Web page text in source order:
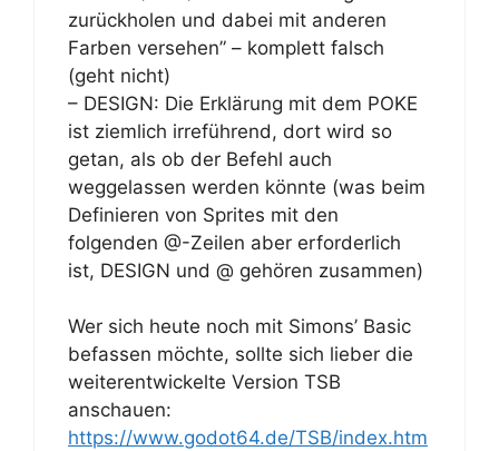
zurückholen und dabei mit anderen
Farben versehen” – komplett falsch
(geht nicht)
– DESIGN: Die Erklärung mit dem POKE
ist ziemlich irreführend, dort wird so
getan, als ob der Befehl auch
weggelassen werden könnte (was beim
Definieren von Sprites mit den
folgenden @-Zeilen aber erforderlich
ist, DESIGN und @ gehören zusammen)
Wer sich heute noch mit Simons’ Basic
befassen möchte, sollte sich lieber die
weiterentwickelte Version TSB
anschauen:
https://www.godot64.de/TSB/index.htm